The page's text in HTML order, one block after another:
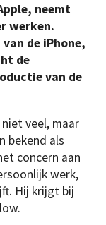
neemt
werken.
de iPhone,
de
van de
veel, maar
bekend als
concern aan
werk,
Hij krijgt bij